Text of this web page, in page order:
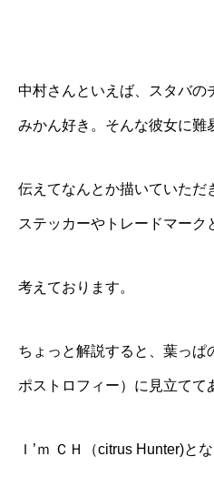
中村さんといえば、スタバの
みかん好き。そんな彼女に難
伝えてなんとか描いていただ
ステッカーやトレードマーク
考えております。
ちょっと解説すると、葉っぱ
ポストロフィー）に見立てて
Ｉ’ｍ ＣＨ（citrus Hunter)と